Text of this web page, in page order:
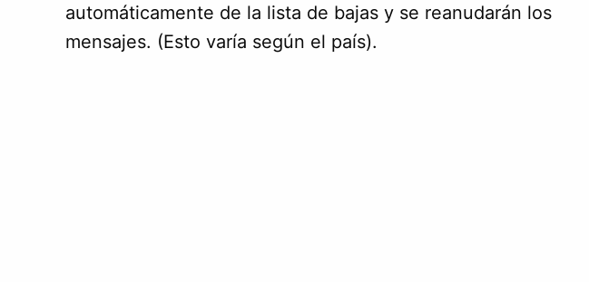
automáticamente de la lista de bajas y se reanudarán los
mensajes. (Esto varía según el país).